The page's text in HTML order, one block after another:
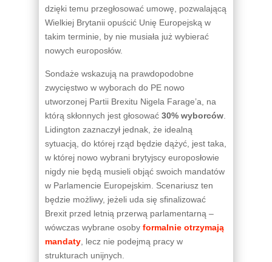
dzięki temu przegłosować umowę, pozwalającą
Wielkiej Brytanii opuścić Unię Europejską w
takim terminie, by nie musiała już wybierać
nowych europosłów.
Sondaże wskazują na prawdopodobne
zwycięstwo w wyborach do PE nowo
utworzonej Partii Brexitu Nigela Farage’a, na
którą skłonnych jest głosować 30% wyborców
Lidington zaznaczył jednak, że idealną
sytuacją, do której rząd będzie dążyć, jest taka,
w której nowo wybrani brytyjscy europosłowie
nigdy nie będą musieli objąć swoich mandatów
w Parlamencie Europejskim. Scenariusz ten
będzie możliwy, jeżeli uda się sfinalizować
Brexit przed letnią przerwą parlamentarną –
wówczas wybrane osoby formalnie otrzymają
mandaty , lecz nie podejmą pracy w
strukturach unijnych.